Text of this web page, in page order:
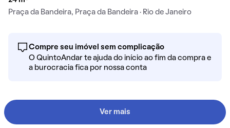
Praça da Bandeira, Praça da Bandeira · Rio de Janeiro
Compre seu imóvel sem complicação
O QuintoAndar te ajuda do início ao fim da compra e
a burocracia fica por nossa conta
Ver mais